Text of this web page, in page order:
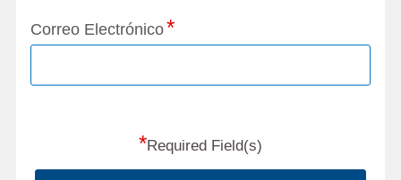
Correo Electrónico
*Required Field(s)